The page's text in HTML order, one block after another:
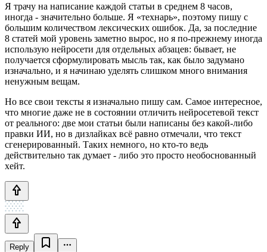
Я трачу на написание каждой статьи в среднем 8 часов,
иногда - значительно больше. Я «технарь», поэтому пишу с
большим количеством лексических ошибок. Да, за последние
8 статей мой уровень заметно вырос, но я по-прежнему иногда
использую нейросети для отдельных абзацев: бывает, не
получается сформулировать мысль так, как было задумано
изначально, и я начинаю уделять слишком много внимания
ненужным вещам.
Но все свои тексты я изначально пишу сам. Самое интересное,
что многие даже не в состоянии отличить нейросетевой текст
от реального: две мои статьи были написаны без какой-либо
правки ИИ, но в дизлайках всё равно отмечали, что текст
сгенерированный. Таких немного, но кто-то ведь
действительно так думает - либо это просто необоснованный
хейт.
Reply